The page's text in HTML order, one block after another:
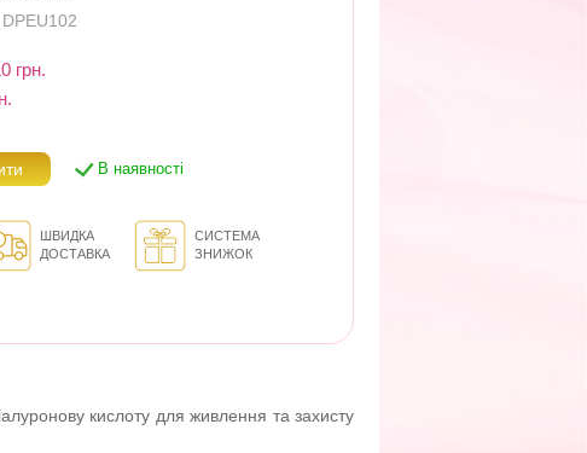
грн.
В наявності
ШВИДКА
ДОСТАВКА
СИСТЕМА
ЗНИЖОК
кислоту для живлення та захисту